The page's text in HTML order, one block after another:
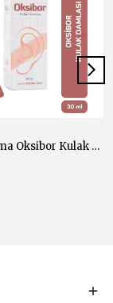
Abfen Farma Oksibor Kulak Damlası 30 ml